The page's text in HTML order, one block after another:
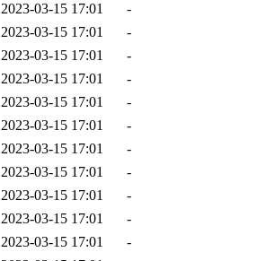
2023-03-15 17:01
-
2023-03-15 17:01
-
2023-03-15 17:01
-
2023-03-15 17:01
-
2023-03-15 17:01
-
2023-03-15 17:01
-
2023-03-15 17:01
-
2023-03-15 17:01
-
2023-03-15 17:01
-
2023-03-15 17:01
-
2023-03-15 17:01
-